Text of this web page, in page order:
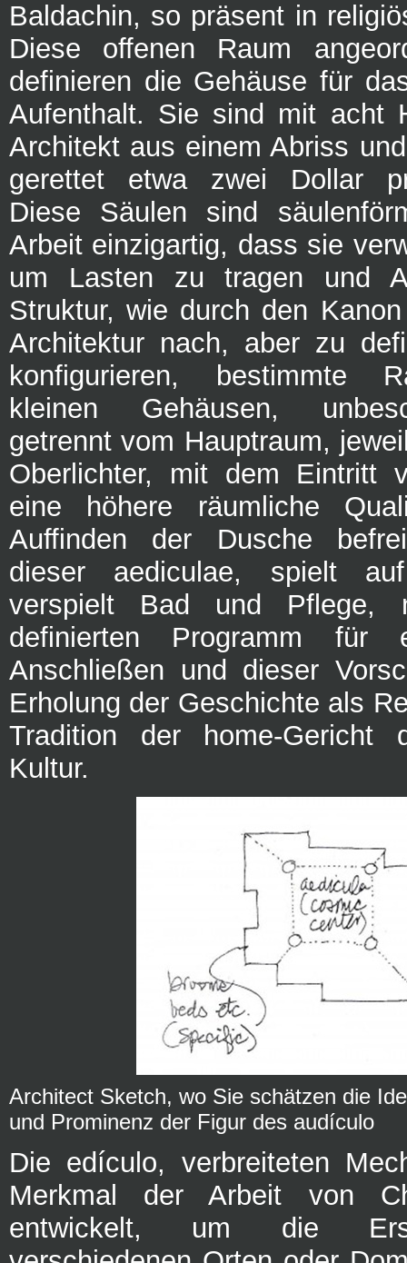
Baldachin, so präsent in
Diese offenen Raum
definieren die Gehäuse für
Aufenthalt. Sie sind mit acht
Architekt aus einem Abriss
gerettet etwa zwei Dollar
Diese Säulen sind
Arbeit einzigartig, dass sie
um Lasten zu tragen und
Struktur, wie durch den
Architektur nach, aber zu
konfigurieren, bestimmte
kleinen Gehäusen,
getrennt vom Hauptraum,
Oberlichter, mit dem Eintritt
eine höhere räumliche
Auffinden der Dusche
dieser aediculae, spielt
verspielt Bad und Pflege,
definierten Programm für
Anschließen und dieser
Erholung der Geschichte als
Tradition der home-Gericht
Kultur.
Architect Sketch, wo Sie schätzen die
und Prominenz der Figur des audículo
Die edículo, verbreiteten
Merkmal der Arbeit von
entwickelt, um die